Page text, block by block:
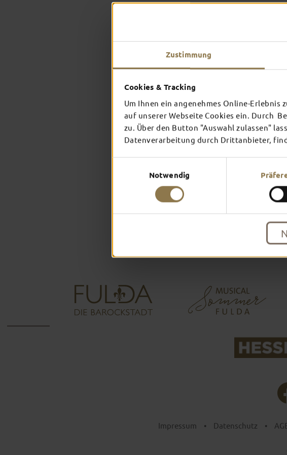
Zustimmung
Cookies & Tracking
Um Ihnen ein angenehmes Online-
auf unserer Webseite Cookies ein. Durch
zu. Über den Button "Auswahl zulassen"
Datenverarbeitung durch Drittanbieter,
Notwendig
Impressum • Datenschutz •